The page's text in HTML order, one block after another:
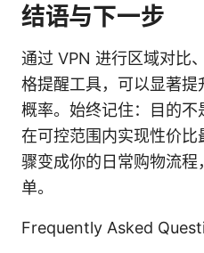
结语与下一步
通过 VPN 进行区域对比
格提醒工具，可以显著
概率。始终记住：目的
在可控范围内实现性价
骤变成你的日常购物流
单。
Frequently Asked